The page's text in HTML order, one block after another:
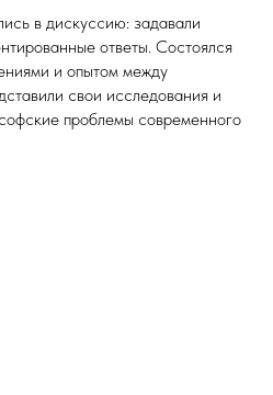
в дискуссию: задавали
ответы. Состоялся
и опытом между
свои исследования и
проблемы современного